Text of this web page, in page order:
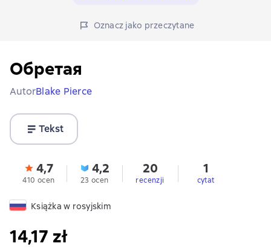
Oznacz jako przeczytane
Обретая
AutorBlake Pierce
Tekst
4,7
410 ocen
4,2
23 ocen
20
recenzji
1
cytat
Książka w rosyjskim
14,17 zł